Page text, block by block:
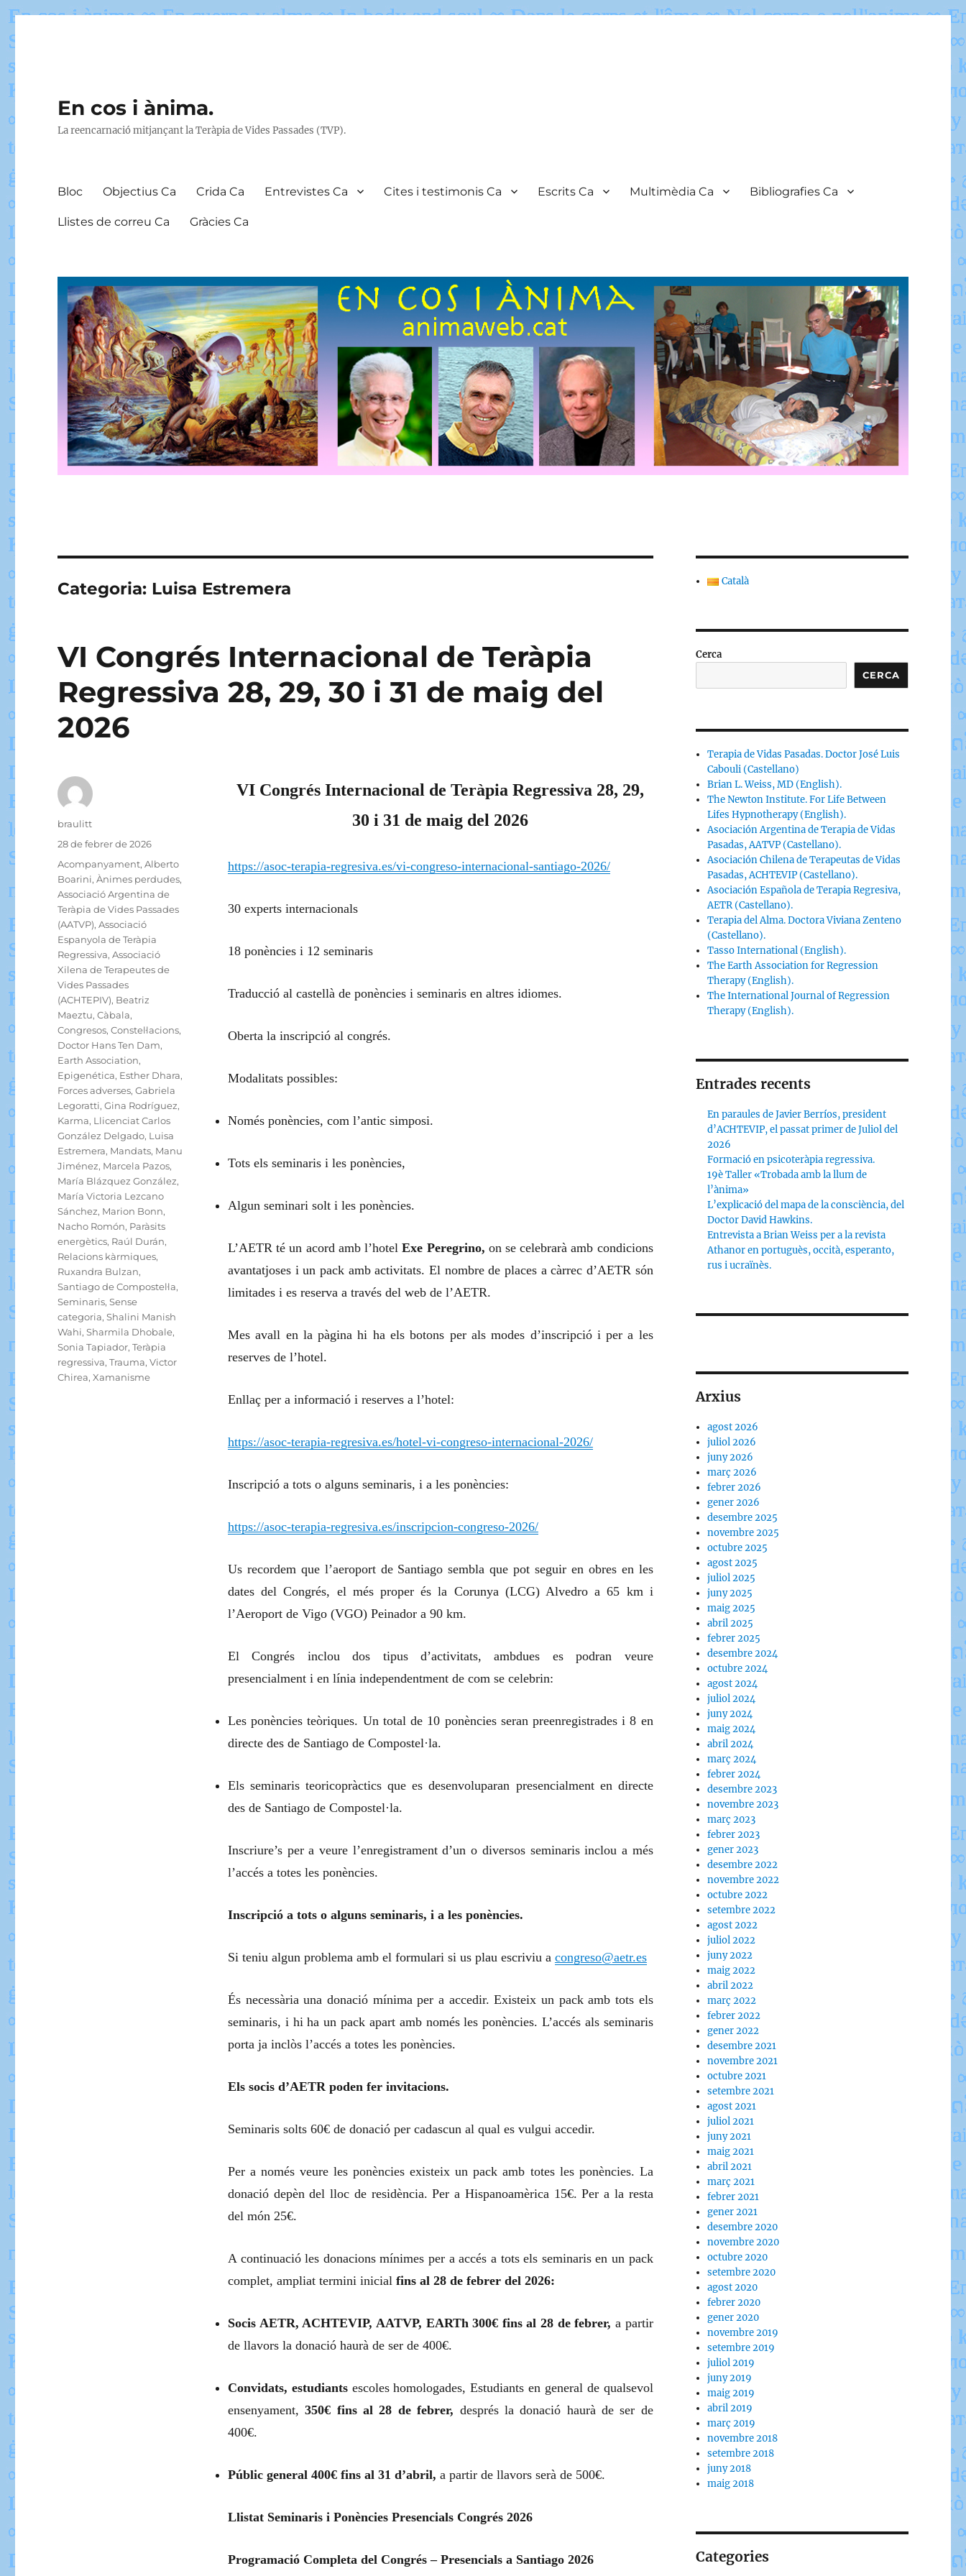
En cos i ànima.
La reencarnació mitjançant la Teràpia de Vides Passades (TVP).
Bloc Objectius Ca Crida Ca Entrevistes Ca Cites i testimonis Ca Escrits Ca Multimèdia Ca Bibliografies Ca
Llistes de correu Ca Gràcies Ca
Categoria: Luisa Estremera
VI Congrés Internacional de Teràpia
Regressiva 28, 29, 30 i 31 de maig del
2026
VI Congrés Internacional de Teràpia Regressiva 28, 29,
30 i 31 de maig del 2026
https://asoc-terapia-regresiva.es/vi-congreso-internacional-santiago-2026/
30 experts internacionals
18 ponències i 12 seminaris
Traducció al castellà de ponències i seminaris en altres idiomes.
Oberta la inscripció al congrés.
Modalitats possibles:
Només ponències, com l’antic simposi.
Tots els seminaris i les ponències,
Algun seminari solt i les ponències.
L’AETR té un acord amb l’hotelExe Peregrino, on se celebrarà amb condicions
avantatjoses i un pack amb activitats. El nombre de places a càrrec d’AETR són
limitades i es reserva a través del web de l’AETR.
Mes avall en la pàgina hi ha els botons per als modes d’inscripció i per a les
reserves de l’hotel.
Enllaç per a informació i reserves a l’hotel:
https://asoc-terapia-regresiva.es/hotel-vi-congreso-internacional-2026/
Inscripció a tots o alguns seminaris, i a les ponències:
https://asoc-terapia-regresiva.es/inscripcion-congreso-2026/
Us recordem que l’aeroport de Santiago sembla que pot seguir en obres en les
dates del Congrés, el més proper és la Corunya (LCG) Alvedro a 65 km i
l’Aeroport de Vigo (VGO) Peinador a 90 km.
El Congrés inclou dos tipus d’activitats, ambdues es podran veure
presencialment i en línia independentment de com se celebrin:
Les ponències teòriques. Un total de 10 ponències seran preenregistrades i 8 en
directe des de Santiago de Compostel·la.
Els seminaris teoricopràctics que es desenvoluparan presencialment en directe
des de Santiago de Compostel·la.
Inscriure’s per a veure l’enregistrament d’un o diversos seminaris inclou a més
l’accés a totes les ponències.
Inscripció a tots o alguns seminaris, i a les ponències.
Si teniu algun problema amb el formulari si us plau escriviu a congreso@aetr.es
És necessària una donació mínima per a accedir. Existeix un pack amb tots els
seminaris, i hi ha un pack apart amb només les ponències. L’accés als seminaris
porta ja inclòs l’accés a totes les ponències.
Els socis d’AETR poden fer invitacions.
Seminaris solts 60€ de donació per cadascun al qual es vulgui accedir.
Per a només veure les ponències existeix un pack amb totes les ponències. La
donació depèn del lloc de residència. Per a Hispanoamèrica 15€. Per a la resta
del món 25€.
A continuació les donacions mínimes per a accés a tots els seminaris en un pack
complet, ampliat termini inicial fins al 28 de febrer del 2026:
Socis AETR, ACHTEVIP, AATVP, EARTh 300€ fins al 28 de febrer, a partir
de llavors la donació haurà de ser de 400€.
Convidats, estudiantsescoles homologades, Estudiants en general de qualsevol
ensenyament,350€ fins al 28 de febrer, després la donació haurà de ser de
400€.
Públic general 400€ fins al 31 d’abril, a partir de llavors serà de 500€.
Llistat Seminaris i Ponències Presencials Congrés 2026
Programació Completa del Congrés – Presencials a Santiago 2026
Autor
braulitt
Publicat
28 de febrer de 2026
Categories
Acompanyament,Alberto
Boarini,Ànimes perdudes,
Associació Argentina de
Teràpia de Vides Passades
(AATVP),Associació
Espanyola de Teràpia
Regressiva,Associació
Xilena de Terapeutes de
Vides Passades
(ACHTEPIV), Beatriz
Maeztu,Càbala,
Congresos,Constel·lacions,
Doctor Hans Ten Dam,
Earth Association,
Epigenética, Esther Dhara,
Forces adverses,Gabriela
Legoratti,Gina Rodríguez,
Karma, Llicenciat Carlos
González Delgado, Luisa
Estremera, Mandats, Manu
Jiménez, Marcela Pazos,
María Blázquez González,
María Victoria Lezcano
Sánchez, Marion Bonn,
Nacho Romón, Paràsits
energètics, Raúl Durán,
Relacions kàrmiques,
Ruxandra Bulzan,
Santiago de Compostel·la,
Seminaris,Sense
categoria,Shalini Manish
Wahi,Sharmila Dhobale,
Sonia Tapiador,Teràpia
regressiva,Trauma,Victor
Chirea,Xamanisme
Català
Cerca
CERCA
Terapia de Vidas Pasadas. Doctor José Luis
Cabouli (Castellano)
Brian L. Weiss, MD (English).
The Newton Institute. For Life Between
Lifes Hypnotherapy (English).
Asociación Argentina de Terapia de Vidas
Pasadas, AATVP (Castellano).
Asociación Chilena de Terapeutas de Vidas
Pasadas, ACHTEVIP (Castellano).
Asociación Española de Terapia Regresiva,
AETR (Castellano).
Terapia del Alma. Doctora Viviana Zenteno
(Castellano).
Tasso International (English).
The Earth Association for Regression
Therapy (English).
The International Journal of Regression
Therapy (English).
Entrades recents
En paraules de Javier Berríos, president
d’ACHTEVIP, el passat primer de Juliol del
2026
Formació en psicoteràpia regressiva.
19è Taller «Trobada amb la llum de
l’ànima»
L’explicació del mapa de la consciència, del
Doctor David Hawkins.
Entrevista a Brian Weiss per a la revista
Athanor en portuguès, occità, esperanto,
rus i ucraïnès.
Arxius
agost 2026
juliol 2026
juny 2026
març 2026
febrer 2026
gener 2026
desembre 2025
novembre 2025
octubre 2025
agost 2025
juliol 2025
juny 2025
maig 2025
abril 2025
febrer 2025
desembre 2024
octubre 2024
agost 2024
juliol 2024
juny 2024
maig 2024
abril 2024
març 2024
febrer 2024
desembre 2023
novembre 2023
març 2023
febrer 2023
gener 2023
desembre 2022
novembre 2022
octubre 2022
setembre 2022
agost 2022
juliol 2022
juny 2022
maig 2022
abril 2022
març 2022
febrer 2022
gener 2022
desembre 2021
novembre 2021
octubre 2021
setembre 2021
agost 2021
juliol 2021
juny 2021
maig 2021
abril 2021
març 2021
febrer 2021
gener 2021
desembre 2020
novembre 2020
octubre 2020
setembre 2020
agost 2020
febrer 2020
gener 2020
novembre 2019
setembre 2019
juliol 2019
juny 2019
maig 2019
abril 2019
març 2019
novembre 2018
setembre 2018
juny 2018
maig 2018
Categories